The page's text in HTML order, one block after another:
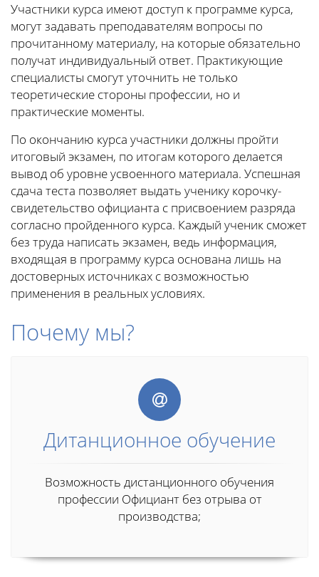
Участники курса имеют доступ к программе курса,
могут задавать преподавателям вопросы по
прочитанному материалу, на которые обязательно
получат индивидуальный ответ. Практикующие
специалисты смогут уточнить не только
теоретические стороны профессии, но и
практические моменты.
По окончанию курса участники должны пройти
итоговый экзамен, по итогам которого делается
вывод об уровне усвоенного материала. Успешная
сдача теста позволяет выдать ученику корочку-
свидетельство официанта с присвоением разряда
согласно пройденного курса. Каждый ученик сможет
без труда написать экзамен, ведь информация,
входящая в программу курса основана лишь на
достоверных источниках с возможностью
применения в реальных условиях.
Почему мы?
Дитанционное обучение
Возможность дистанционного обучения
профессии Официант без отрыва от
производства;